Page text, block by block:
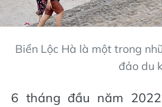
Biển Lộc Hà là một trong
đảo du
6 tháng đầu năm